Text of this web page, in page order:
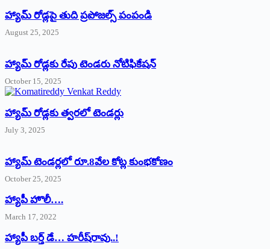
హ్యామ్‌ రోడ్లపై తుది ప్రపోజల్స్‌ పంపండి
August 25, 2025
హ్యామ్‌ రోడ్లకు రేపు టెండరు నోటిఫికేషన్‌
October 15, 2025
హ్యామ్‌ రోడ్లకు త్వరలో టెండర్లు
July 3, 2025
హ్యామ్‌ ‌టెండర్లలో రూ.8వేల కోట్ల కుంభకోణం
October 25, 2025
హ్యాపీ హొలీ….
March 17, 2022
హ్యాపీ బర్త్ ‌డే… హరీష్‌రావు..!